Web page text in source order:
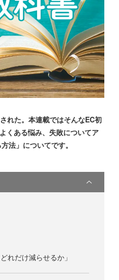
れた。本連載ではそんなEC初
くある悩み、失敗についてア
法」についてです。
れだけ減らせるか」